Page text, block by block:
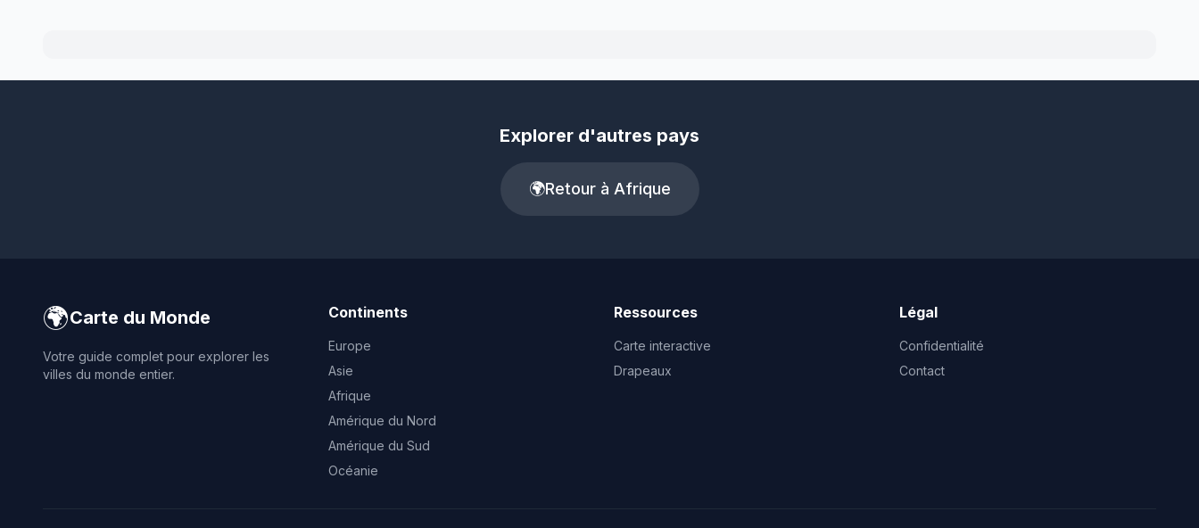
Explorer d'autres pays
🌍Retour à Afrique
🌍Carte du Monde
Votre guide complet pour explorer les
villes du monde entier.
Continents
Europe
Asie
Afrique
Amérique du Nord
Amérique du Sud
Océanie
Ressources
Carte interactive
Drapeaux
Légal
Confidentialité
Contact